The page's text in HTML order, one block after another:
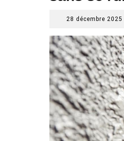
28 décembre 2025